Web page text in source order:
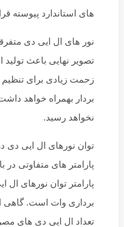
های استاندارد پیوسته
نور های ال ایی دی
تصویر نهایی باعث
زحمت زیادی برای
بردار بهمراه خواهد
نخواهد رسید.
توان نورهای ال ایی دی
پارامتر های متفاوتی در
پارامتر توان نورهای
برداری وات است. گاهی
تعداد ال ایی دی های